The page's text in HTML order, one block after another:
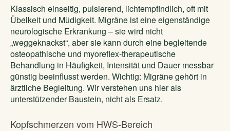
Klassisch einseitig, pulsierend, lichtempfindlich, oft mit
Übelkeit und Müdigkeit. Migräne ist eine eigenständige
neurologische Erkrankung – sie wird nicht
„weggeknackst“, aber sie kann durch eine begleitende
osteopathische und myoreflex-therapeutische
Behandlung in Häufigkeit, Intensität und Dauer messbar
günstig beeinflusst werden. Wichtig: Migräne gehört in
ärztliche Begleitung. Wir verstehen uns hier als
unterstützender Baustein, nicht als Ersatz.
Kopfschmerzen vom HWS-Bereich